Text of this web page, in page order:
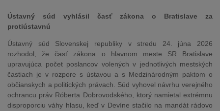
Ústavný súd vyhlásil časť zákona o Bratislave za
protiústavnú
Ústavný súd Slovenskej republiky v stredu 24. júna 2026
rozhodol, že časť zákona o hlavnom meste SR Bratislave
upravujúca počet poslancov volených v jednotlivých mestských
častiach je v rozpore s ústavou a s Medzinárodným paktom o
občianskych a politických právach. Súd vyhovel návrhu verejného
ochrancu práv Róberta Dobrovodského, ktorý namietal extrémnu
disproporciu váhy hlasu, keď v Devíne stačilo na mandát rádovo